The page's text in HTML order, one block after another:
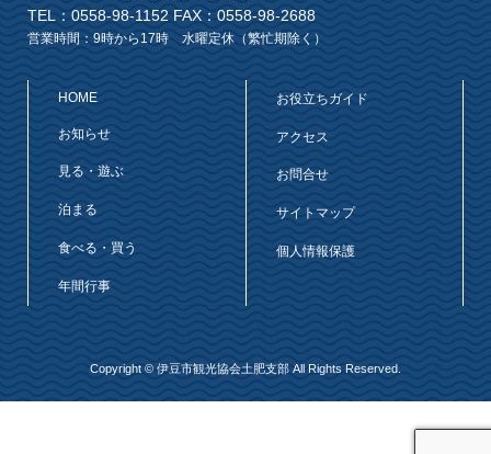
TEL：0558-98-1152 FAX：0558-98-2688
営業時間：9時から17時 水曜定休（繁忙期除く）
HOME
お知らせ
見る・遊ぶ
泊まる
食べる・買う
年間行事
お役立ちガイド
アクセス
お問合せ
サイトマップ
個人情報保護
Copyright © 伊豆市観光協会土肥支部 All Rights Reserved.